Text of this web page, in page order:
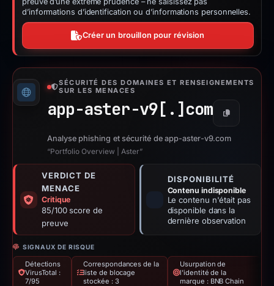
d’informations d’identification ou d’informations personnelles.
Créer un brouillon pour révision
SÉCURITÉ DES DOMAINES ET RENSEIGNEMENTS
SUR LES MENACES
app-aster-v9[.] com Copier
Analyse phishing et sécurité de app-aster-v9.com
“Portfolio Overview | Aster”
VERDICT DE
MENACE
Critique
85/100 score de
preuve
DISPONIBILITÉ
Contenu indisponible
Le contenu n'était pas
disponible dans la
dernière observation
SIGNAUX DE RISQUE
Détections
VirusTotal :
7/95
Correspondances de la
liste de blocage
stockée : 3
Usurpation de
l'identité de la
marque : BNB Chain